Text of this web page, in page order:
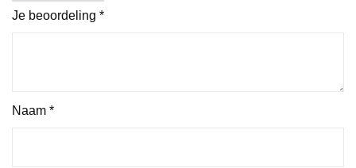
Je beoordeling *
Naam *